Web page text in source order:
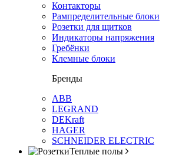
Контакторы
Рампределительные блоки
Розетки для щитков
Индикаторы напряжения
Гребёнки
Клемные блоки
Бренды
ABB
LEGRAND
DEKraft
HAGER
SCHNEIDER ELECTRIC
Теплые полы